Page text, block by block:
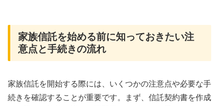
家族信託を始める前に知っておきたい注
意点と手続きの流れ
家族信託を開始する際には、いくつかの注意点や必要な手
続きを確認することが重要です。まず、信託契約書を作成